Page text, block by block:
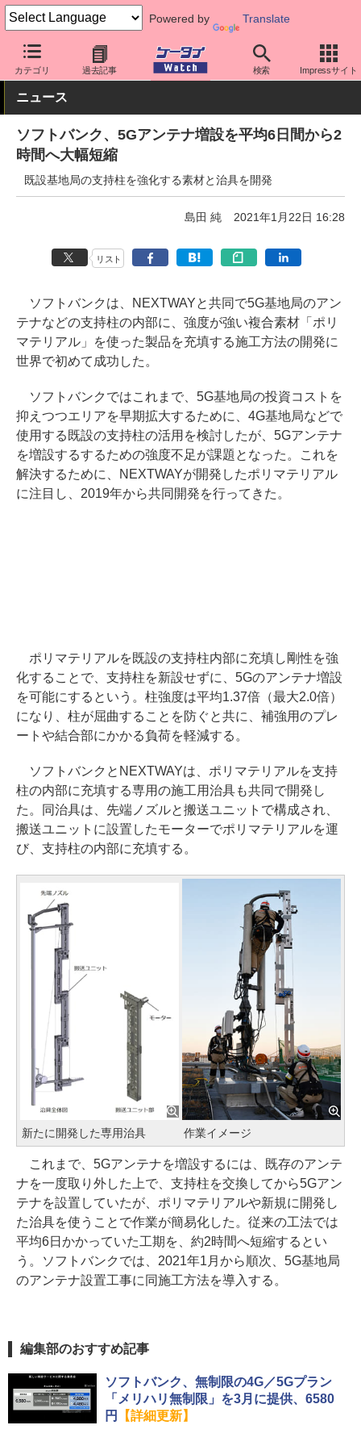
Powered by Translate
カテゴリ 過去記事 検索 Impressサイト
ケータイ Watch キャリア ワイモバイル 5G
ニュース
ソフトバンク、5Gアンテナ増設を平均6日間から2
時間へ大幅短縮
既設基地局の支持柱を強化する素材と治具を開発
島田 純 2021年1月22日 16:28
リスト
ソフトバンクは、NEXTWAYと共同で5G基地局のアン
テナなどの支持柱の内部に、強度が強い複合素材「ポリ
マテリアル」を使った製品を充填する施工方法の開発に
世界で初めて成功した。
ソフトバンクではこれまで、5G基地局の投資コストを
抑えつつエリアを早期拡大するために、4G基地局などで
使用する既設の支持柱の活用を検討したが、5Gアンテナ
を増設するするための強度不足が課題となった。これを
解決するために、NEXTWAYが開発したポリマテリアル
に注目し、2019年から共同開発を行ってきた。
ポリマテリアルを既設の支持柱内部に充填し剛性を強
化することで、支持柱を新設せずに、5Gのアンテナ増設
を可能にするという。柱強度は平均1.37倍（最大2.0倍）
になり、柱が屈曲することを防ぐと共に、補強用のプレ
ートや結合部にかかる負荷を軽減する。
ソフトバンクとNEXTWAYは、ポリマテリアルを支持
柱の内部に充填する専用の施工用治具も共同で開発し
た。同治具は、先端ノズルと搬送ユニットで構成され、
搬送ユニットに設置したモーターでポリマテリアルを運
び、支持柱の内部に充填する。
新たに開発した専用治具 作業イメージ
これまで、5Gアンテナを増設するには、既存のアンテ
ナを一度取り外した上で、支持柱を交換してから5Gアン
テナを設置していたが、ポリマテリアルや新規に開発し
た治具を使うことで作業が簡易化した。従来の工法では
平均6日かかっていた工期を、約2時間へ短縮するとい
う。ソフトバンクでは、2021年1月から順次、5G基地局
のアンテナ設置工事に同施工方法を導入する。
編集部のおすすめ記事
ソフトバンク、無制限の4G／5Gプラン
「メリハリ無制限」を3月に提供、6580
円
【詳細更新】